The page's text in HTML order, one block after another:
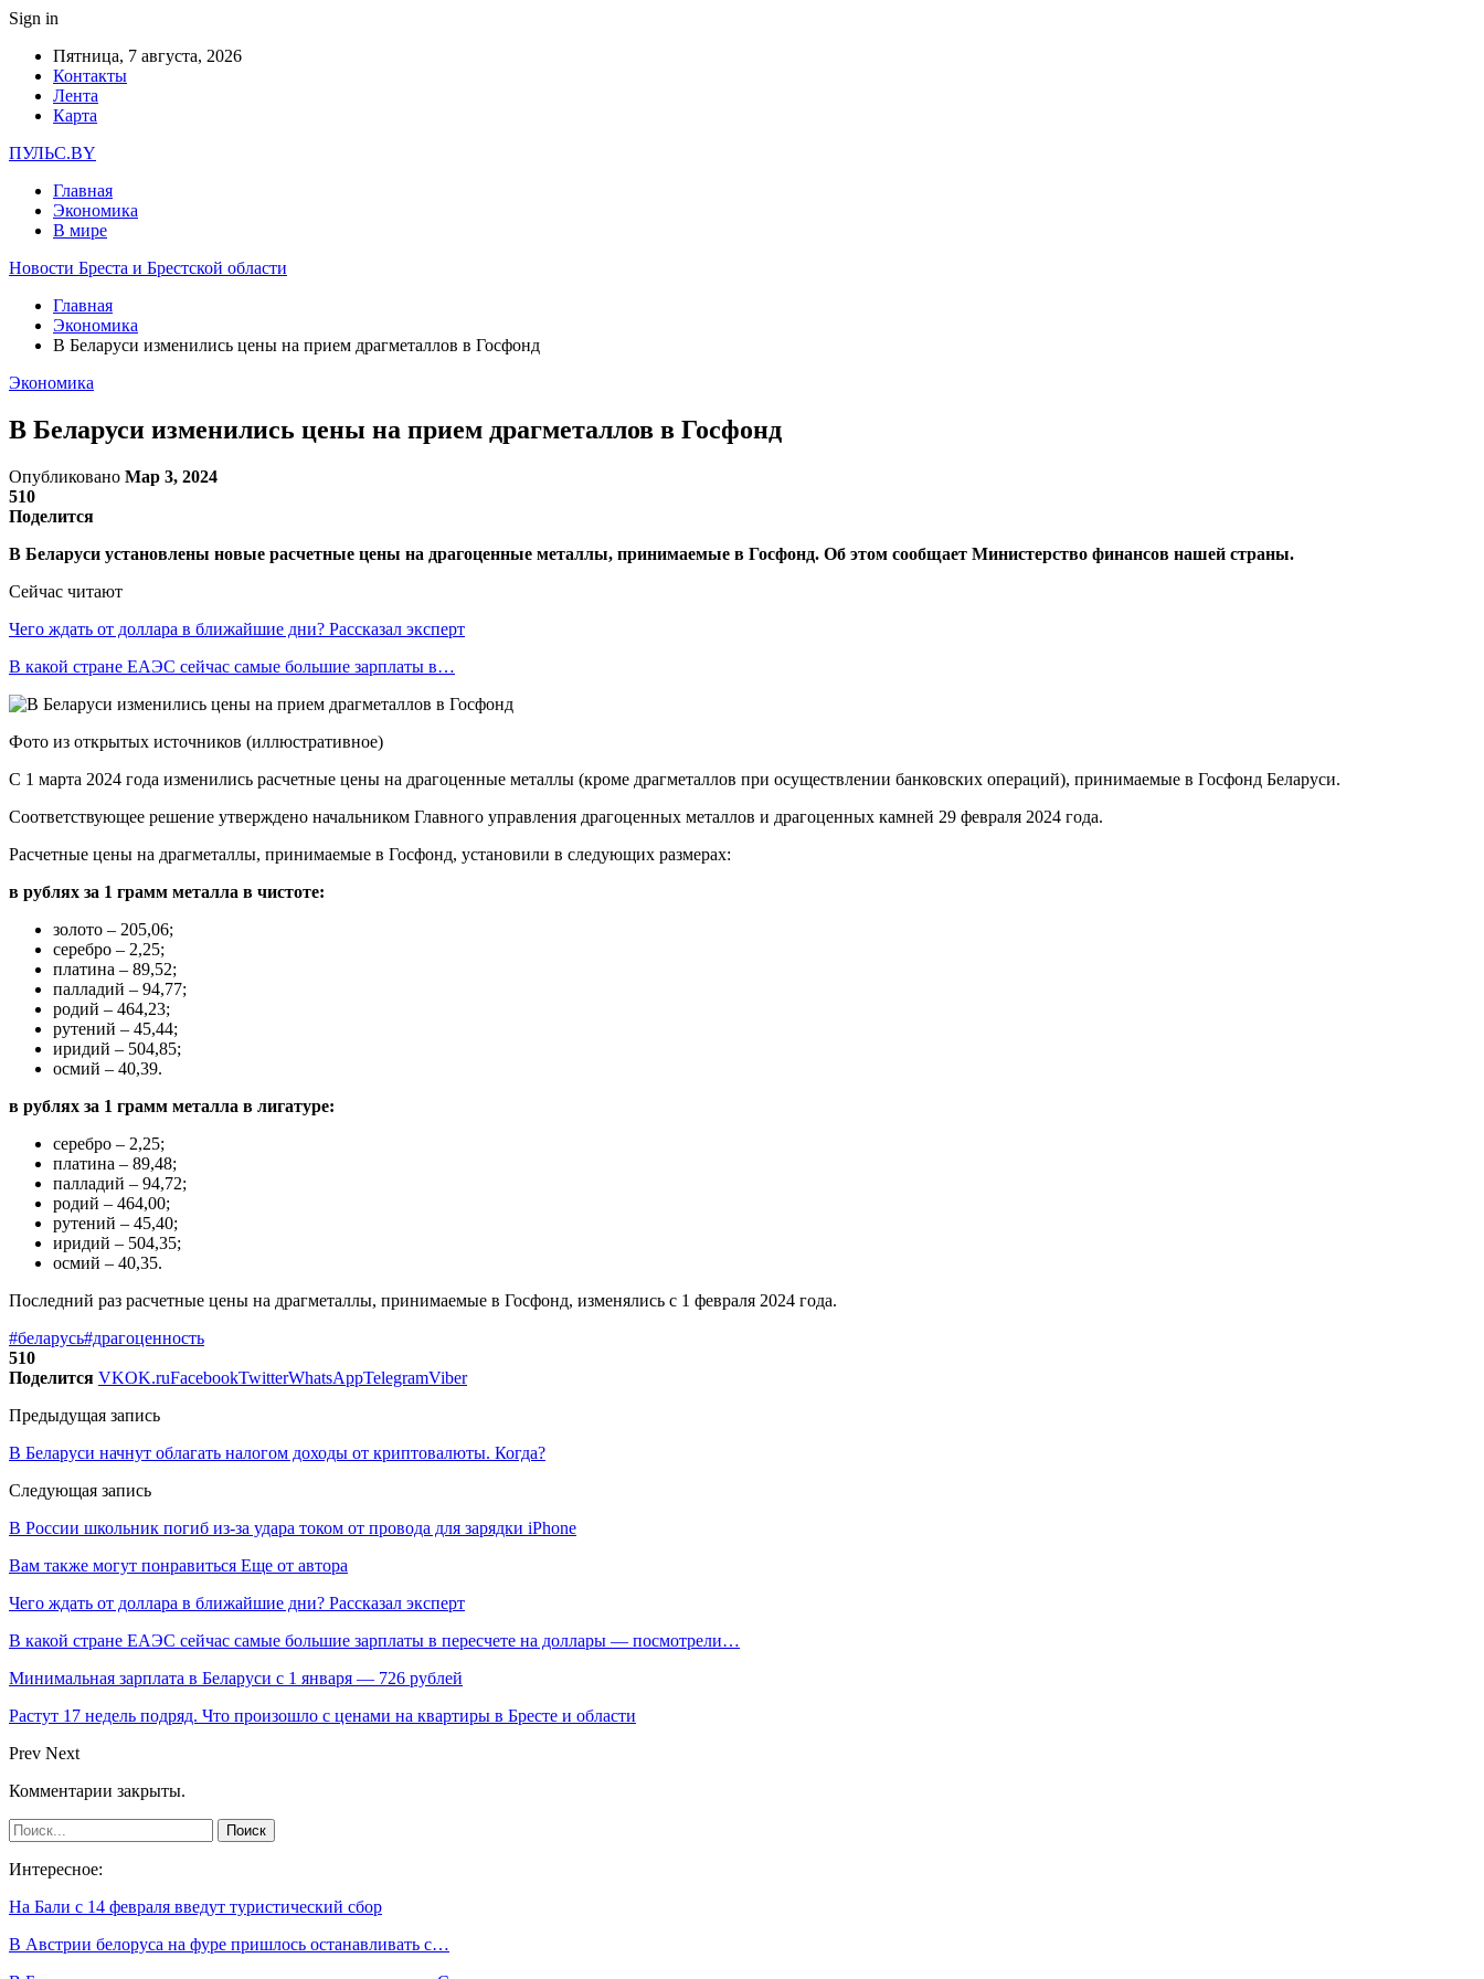
Sign in
Пятница, 7 августа, 2026
Контакты
Лента
Карта
ПУЛЬС.BY
Главная
Экономика
В мире
Новости Бреста и Брестской области
Главная
Экономика
В Беларуси изменились цены на прием драгметаллов в Госфонд
Экономика
В Беларуси изменились цены на прием драгметаллов в Госфонд
Опубликовано Мар 3, 2024
510
Поделится
В Беларуси установлены новые расчетные цены на драгоценные металлы, принимаемые в Госфонд. Об этом сообщает Министерство финансов нашей страны.
Сейчас читают
Чего ждать от доллара в ближайшие дни? Рассказал эксперт
В какой стране ЕАЭС сейчас самые большие зарплаты в…
Фото из открытых источников (иллюстративное)
С 1 марта 2024 года изменились расчетные цены на драгоценные металлы (кроме драгметаллов при осуществлении банковских операций), принимаемые в Госфонд Беларуси.
Соответствующее решение утверждено начальником Главного управления драгоценных металлов и драгоценных камней 29 февраля 2024 года.
Расчетные цены на драгметаллы, принимаемые в Госфонд, установили в следующих размерах:
в рублях за 1 грамм металла в чистоте:
золото – 205,06;
серебро – 2,25;
платина – 89,52;
палладий – 94,77;
родий – 464,23;
рутений – 45,44;
иридий – 504,85;
осмий – 40,39.
в рублях за 1 грамм металла в лигатуре:
серебро – 2,25;
платина – 89,48;
палладий – 94,72;
родий – 464,00;
рутений – 45,40;
иридий – 504,35;
осмий – 40,35.
Последний раз расчетные цены на драгметаллы, принимаемые в Госфонд, изменялись с 1 февраля 2024 года.
#беларусь#драгоценность
510
Поделится VKOK.ruFacebookTwitterWhatsAppTelegramViber
Предыдущая запись
В Беларуси начнут облагать налогом доходы от криптовалюты. Когда?
Следующая запись
В России школьник погиб из-за удара током от провода для зарядки iPhone
Вам также могут понравиться Еще от автора
Чего ждать от доллара в ближайшие дни? Рассказал эксперт
В какой стране ЕАЭС сейчас самые большие зарплаты в пересчете на доллары — посмотрели…
Минимальная зарплата в Беларуси с 1 января — 726 рублей
Растут 17 недель подряд. Что произошло с ценами на квартиры в Бресте и области
Prev Next
Комментарии закрыты.
Интересное:
На Бали с 14 февраля введут туристический сбор
В Австрии белоруса на фуре пришлось останавливать с…